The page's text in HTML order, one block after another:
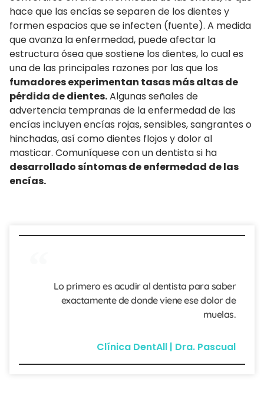
hace que las encías se separen de los dientes y
formen espacios que se infecten (fuente). A medida
que avanza la enfermedad, puede afectar la
estructura ósea que sostiene los dientes, lo cual es
una de las principales razones por las que los
fumadores experimentan tasas más altas de
pérdida de dientes.Algunas señales de
advertencia tempranas de la enfermedad de las
encías incluyen encías rojas, sensibles, sangrantes o
hinchadas, así como dientes flojos y dolor al
masticar. Comuníquese con un dentista si ha
desarrollado síntomas de enfermedad de las
encías.
Lo primero es acudir al dentista para saber
exactamente de donde viene ese dolor de
muelas.
Clínica DentAll | Dra. Pascual